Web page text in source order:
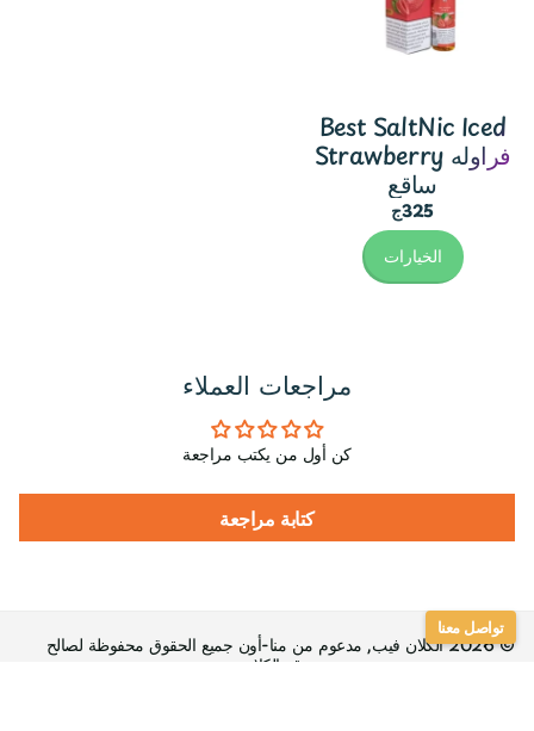
Best SaltNic Iced
Strawberry فراوله
ساقع
325ج
الخيارات
مراجعات العملاء
كن أول من يكتب مراجعة
كتابة مراجعة
©
2026الكلان فيب, مدعوم من منا-أون جميع الحقوق محفوظة لصالح
موقع الكلان
تواصل معنا